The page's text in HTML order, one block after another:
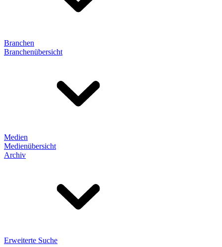
Branchen
Branchenübersicht
Medien
Medienübersicht
Archiv
Erweiterte Suche